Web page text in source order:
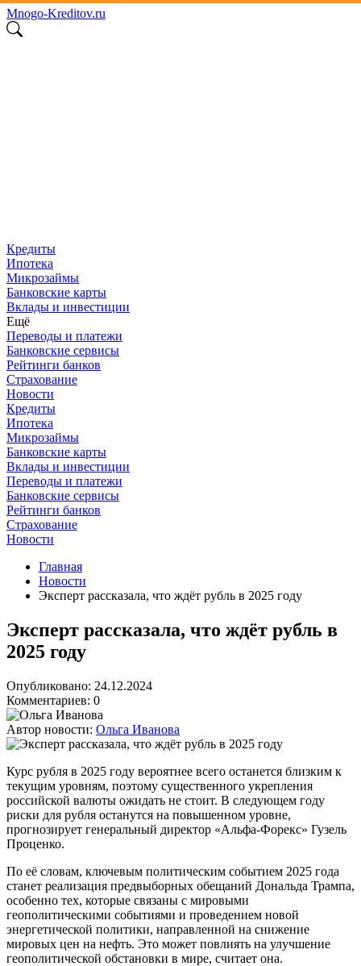
Mnogo-Kreditov.ru
Кредиты
Ипотека
Микрозаймы
Банковские карты
Вклады и инвестиции
Ещё
Переводы и платежи
Банковские сервисы
Рейтинги банков
Страхование
Новости
Кредиты
Ипотека
Микрозаймы
Банковские карты
Вклады и инвестиции
Переводы и платежи
Банковские сервисы
Рейтинги банков
Страхование
Новости
Главная
Новости
Эксперт рассказала, что ждёт рубль в 2025 году
Эксперт рассказала, что ждёт рубль в
2025 году
Опубликовано: 24.12.2024
Комментариев: 0
Автор новости: Ольга Иванова
Курс рубля в 2025 году вероятнее всего останется близким к
текущим уровням, поэтому существенного укрепления
российской валюты ожидать не стоит. В следующем году
риски для рубля останутся на повышенном уровне,
прогнозирует генеральный директор «Альфа-Форекс» Гузель
Проценко.
По её словам, ключевым политическим событием 2025 года
станет реализация предвыборных обещаний Дональда Трампа,
особенно тех, которые связаны с мировыми
геополитическими событиями и проведением новой
энергетической политики, направленной на снижение
мировых цен на нефть. Это может повлиять на улучшение
геополитической обстановки в мире, считает она.